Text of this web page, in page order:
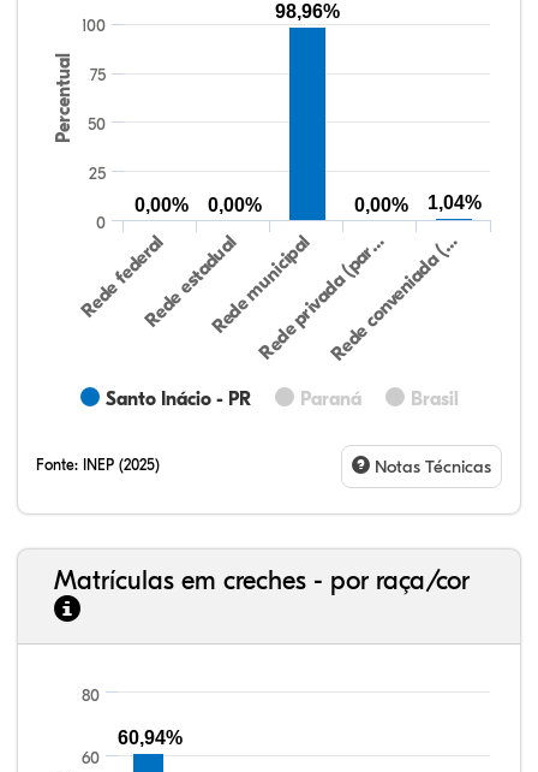
Percentual
Santo Inácio - PR Paraná Brasil
Rede federalRede estadualRede municipal
Rede privada (par…Rede conveniada (…
0
25
50
75
100
0,00% 0,00%
98,96%
0,00% 1,04%
Fonte: INEP (2025) Notas Técnicas
Matrículas em creches - por raça/cor
60
80
60,94%